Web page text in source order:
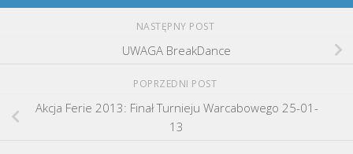
NASTĘPNY POST
UWAGA BreakDance
POPRZEDNI POST
Akcja Ferie 2013: Finał Turnieju Warcabowego 25-01-
13